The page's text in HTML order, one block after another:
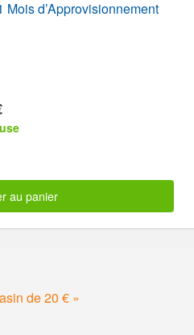
d’Approvisionnement
au panier
de 20 € »